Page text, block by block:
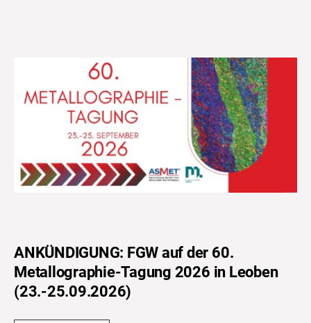
ANKÜNDIGUNG: FGW auf der 60.
Metallographie-Tagung 2026 in Leoben
(23.-25.09.2026)